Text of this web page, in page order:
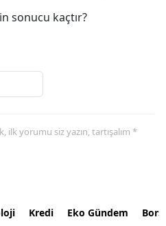
sonucu kaçtır?
yorumu siz yazın, tartışalım *
Kredi Eko Gündem